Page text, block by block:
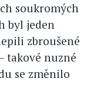
soukromých
byl jeden
zbroušené
takové nuzné
se změnilo